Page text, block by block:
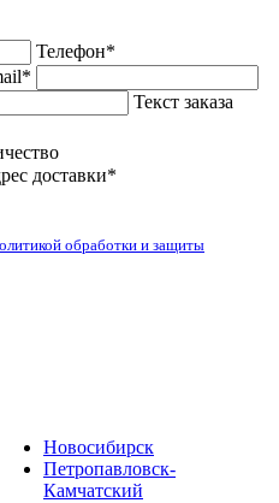
Телефон*
Текст заказа
доставки*
обработки и защиты
Новосибирск
Петропавловск-
Камчатский